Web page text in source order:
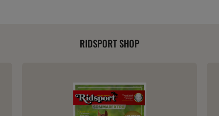
RIDSPORT SHOP